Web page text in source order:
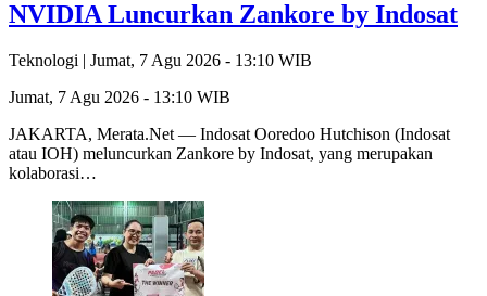
NVIDIA Luncurkan Zankore by Indosat
Teknologi | Jumat, 7 Agu 2026 - 13:10 WIB
Jumat, 7 Agu 2026 - 13:10 WIB
JAKARTA, Merata.Net — Indosat Ooredoo Hutchison (Indosat
atau IOH) meluncurkan Zankore by Indosat, yang merupakan
kolaborasi…